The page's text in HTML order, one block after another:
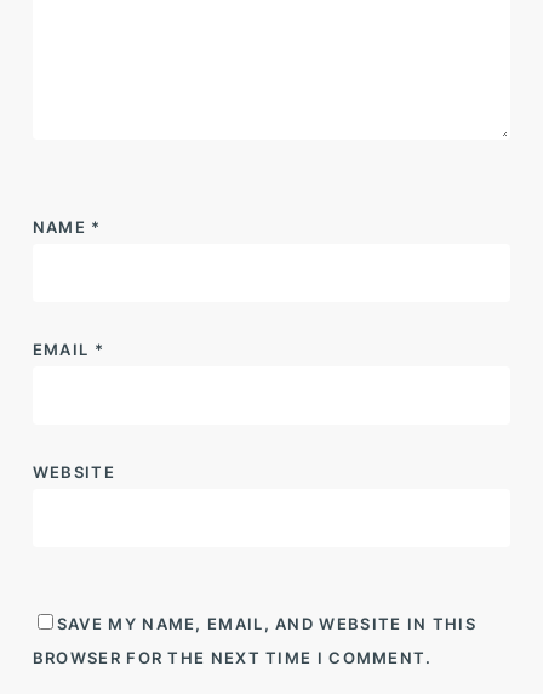
NAME *
EMAIL *
WEBSITE
SAVE MY NAME, EMAIL, AND WEBSITE IN THIS
BROWSER FOR THE NEXT TIME I COMMENT.